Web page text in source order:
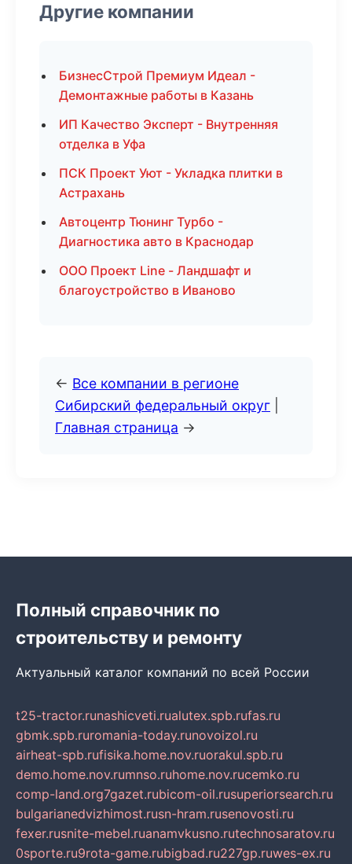
Другие компании
БизнесСтрой Премиум Идеал -
Демонтажные работы в Казань
ИП Качество Эксперт - Внутренняя
отделка в Уфа
ПСК Проект Уют - Укладка плитки в
Астрахань
Автоцентр Тюнинг Турбо -
Диагностика авто в Краснодар
ООО Проект Line - Ландшафт и
благоустройство в Иваново
← Все компании в регионе
Сибирский федеральный округ
Главная страница →
Полный справочник по
строительству и ремонту
Актуальный каталог компаний по всей России
t25-tractor.runashicveti.rualutex.spb.rufas.ru
gbmk.spb.ruromania-today.runovoizol.ru
airheat-spb.rufisika.home.nov.ruorakul.spb.ru
demo.home.nov.rumnso.ruhome.nov.rucemko.ru
comp-land.org7gazet.rubicom-oil.rusuperiorsearch.ru
bulgarianedvizhimost.rusn-hram.rusenovosti.ru
fexer.rusnite-mebel.ruanamvkusno.rutechnosaratov.ru
0sporte.ru9rota-game.rubigbad.ru227gp.ruwes-ex.ru